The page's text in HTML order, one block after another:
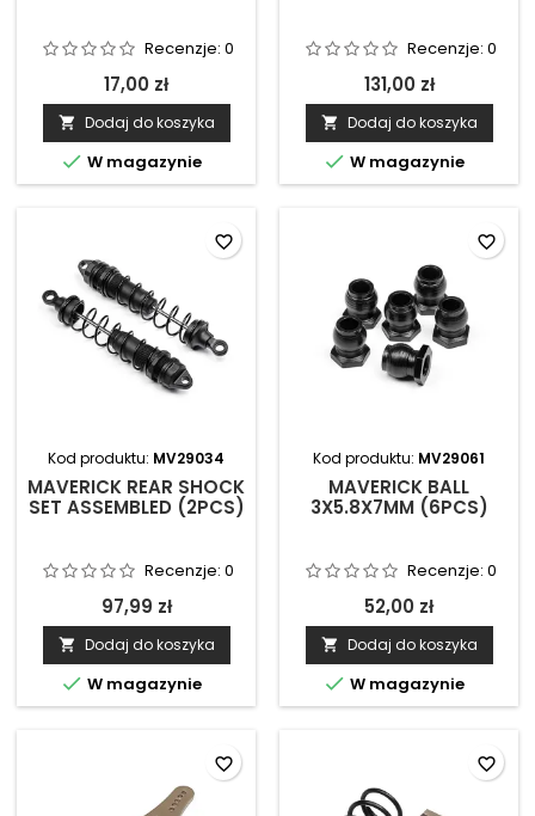
Recenzje: 0
17,00 zł
 Dodaj do koszyka
 W magazynie
Recenzje: 0
131,00 zł
 Dodaj do koszyka
 W magazynie
Kod produktu: MV29034
MAVERICK REAR SHOCK
SET ASSEMBLED (2PCS)
Recenzje: 0
97,99 zł
 Dodaj do koszyka
 W magazynie
favorite_border
Kod produktu: MV29061
MAVERICK BALL
3X5.8X7MM (6PCS)
Recenzje: 0
52,00 zł
 Dodaj do koszyka
 W magazynie
favorite_border
favorite_border favorite_border